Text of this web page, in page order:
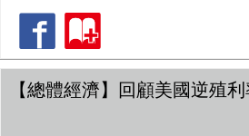
【總體經濟】回顧美國逆殖